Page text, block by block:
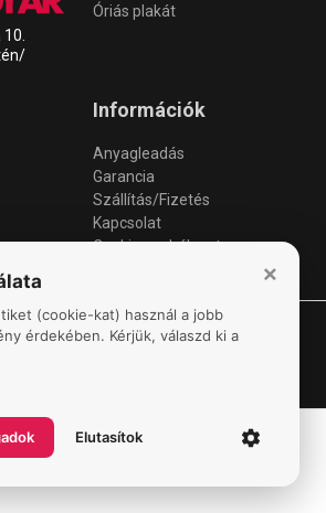
10.
Óriás plakát
Információk
Anyagleadás
Garancia
Szállítás/Fizetés
Kapcsolat
Cookie szabályzat
Reserved. MOLINÓGYÁR
×
(cookie-kat) használ a jobb
érdekében. Kérjük, válaszd ki a
Elutasítok